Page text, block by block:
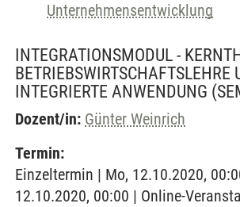
Unternehmensentwicklung
INTEGRATIONSMODUL -
BETRIEBSWIRTSCHAFTSLEHRE
INTEGRIERTE ANWENDUNG
Dozent/in: Günter Weinrich
Termin:
Einzeltermin | Mo, 12.10.2020,
12.10.2020, 00:00 | Online-